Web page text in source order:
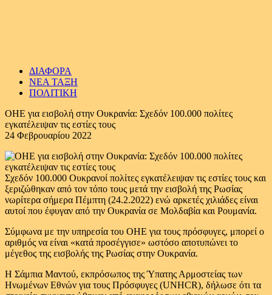
ΔΙΑΦΟΡΑ
ΝΕΑ ΤΑΞΗ
ΠΟΛΙΤΙΚΗ
ΟΗΕ για εισβολή στην Ουκρανία: Σχεδόν 100.000 πολίτες
εγκατέλειψαν τις εστίες τους
24 Φεβρουαρίου 2022
Σχεδόν 100.000 Ουκρανοί πολίτες εγκατέλειψαν τις εστίες τους και
ξεριζώθηκαν από τον τόπο τους μετά την εισβολή της Ρωσίας
νωρίτερα σήμερα Πέμπτη (24.2.2022) ενώ αρκετές χιλιάδες είναι
αυτοί που έφυγαν από την Ουκρανία σε Μολδαβία και Ρουμανία.
Σύμφωνα με την υπηρεσία του ΟΗΕ για τους πρόσφυγες, μπορεί ο
αριθμός να είναι «κατά προσέγγισε» ωστόσο αποτυπώνει το
μέγεθος της εισβολής της Ρωσίας στην Ουκρανία.
Η Σάμπια Μαντού, εκπρόσωπος της Ύπατης Αρμοστείας των
Ηνωμένων Εθνών για τους Πρόσφυγες (UNHCR), δήλωσε ότι τα